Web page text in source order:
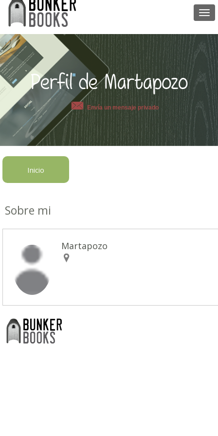
Perfil de Martapozo
Envía un mensaje privado
Inicio
Sobre mi
Martapozo